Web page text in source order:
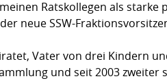
Ratskollegen als
neue SSW-
Vater von drei Kindern
und seit 2003